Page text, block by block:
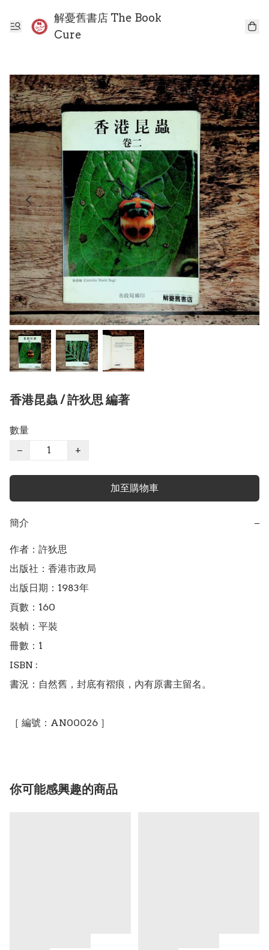
解憂舊書店 The Book
Cure
香港昆蟲 / 許狄思 編著
數量
−
+
加至購物車
簡介 −
作者：許狄思
出版社：香港市政局
出版日期：1983年
頁數：160
裝幀：平裝
冊數：1
ISBN :
書況：自然舊，封底有褶痕，內有原書主留名。
［ 編號：AN00026 ］
你可能感興趣的商品